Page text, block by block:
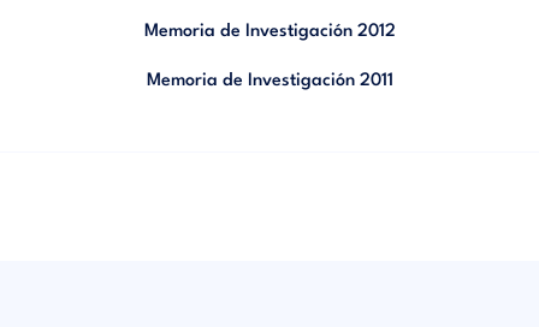
Memoria de Investigación 2012
Memoria de Investigación 2011